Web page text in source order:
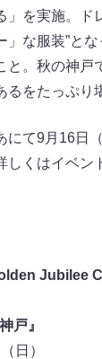
」を実施。ド
な服装”と
と。秋の神戸
をたっぷり
にて9月16日
しくはイベン
Jubilee
神戸』
日）